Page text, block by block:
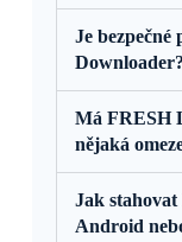
Je
Downloader?
Má FRESH
nějaká
Jak
Android